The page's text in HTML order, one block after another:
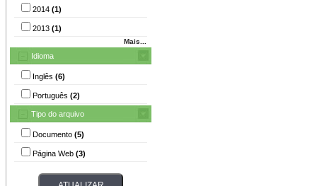
2014 (1)
2013 (1)
Mais...
Idioma
Inglês (6)
Português (2)
Tipo do arquivo
Documento (5)
Página Web (3)